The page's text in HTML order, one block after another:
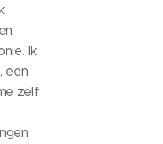
Ik
een
zelf